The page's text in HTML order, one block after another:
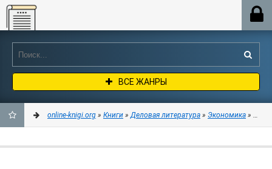
Online-knigi.org
ВСЕ ЖАНРЫ
online-knigi.org » Книги »Деловая литература » Экономика »